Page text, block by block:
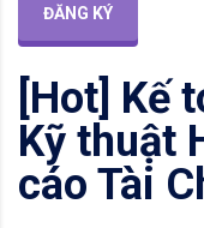
ĐĂNG KÝ
[Hot] Kế
Kỹ thuật
cáo Tài